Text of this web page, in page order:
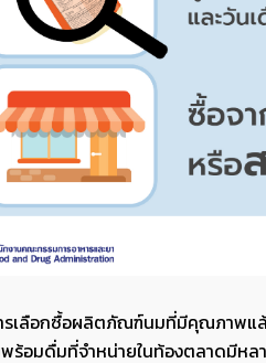
รเลือกซื้อผลิตภัณฑ์นมที่มีคุณภาพแ
ร้อมดื่มที่จำหน่ายในท้องตลาดมีหล